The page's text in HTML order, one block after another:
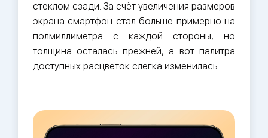
стеклом сзади. За счёт увеличения размеров
экрана смартфон стал больше примерно на
полмиллиметра с каждой стороны, но
толщина осталась прежней, а вот палитра
доступных расцветок слегка изменилась.